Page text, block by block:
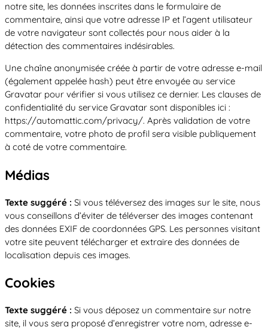
Notre partenariat avec l’association Rêves de clown
Nos Garanties
Notre concept
Notre équipe
Nous rejoindre
Tous nos jeux
Jeux inclusifs
Jeux recyclés
Nos univers
Sport & Fitness Sport&Co®
Agrès fitness
Parcours de santé
Stadium Arena
Street workout
Surfpark
Équipements sportifs
Mobilier & accessoires
Mobilier urbain
Accessoires ludiques
Nos clients
Collectivités
Établissements scolaires
Architectes, Paysagistes-concepteurs
Notre expertise
Des aires intergénérationnelles de
Des aires de jeux pour tous les enfants
L’éco-conception de nos jeux
Nos matériaux
Nos fonctions ludiques & sportives
Nos sols amortissants
Réalisations
Contact
Les questions fréquentes
Catalogues
notre site, les données inscrites dans le formulaire de
commentaire, ainsi que votre adresse IP et l’agent utilisateur
de votre navigateur sont collectés pour nous aider à la
détection des commentaires indésirables.
Une chaîne anonymisée créée à partir de votre adresse e-mail
(également appelée hash) peut être envoyée au service
Gravatar pour vérifier si vous utilisez ce dernier. Les clauses de
confidentialité du service Gravatar sont disponibles ici :
https://automattic.com/privacy/. Après validation de votre
commentaire, votre photo de profil sera visible publiquement
à coté de votre commentaire.
Médias
Texte suggéré : Si vous téléversez des images sur le site, nous
vous conseillons d’éviter de téléverser des images contenant
des données EXIF de coordonnées GPS. Les personnes visitant
votre site peuvent télécharger et extraire des données de
localisation depuis ces images.
Cookies
Texte suggéré : Si vous déposez un commentaire sur notre
site, il vous sera proposé d’enregistrer votre nom, adresse e-